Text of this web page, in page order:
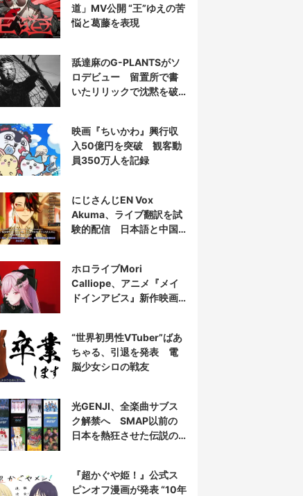
道」MV公開 “王”ゆえの苦
悩と葛藤を表現
舐達麻のG-PLANTSがソ
ロデビュー 留置所で書
いたリリックで沈黙を破
映画『ちいかわ』興行収
入50億円を突破 観客動
員350万人を記録
にじさんじEN Vox
Akuma、ライブ翻訳を試
験的配信 日本語と中国
ホロライブMori
Calliope、アニメ『メイ
ドインアビス』新作映画
“世界初男性VTuber”ばあ
ちゃる、引退を発表 電
脳少女シロの戦友
光GENJI、全楽曲サブス
ク解禁へ SMAP以前の
日本を熱狂させた伝説の
『超かぐや姫！』公式ス
ピンオフ漫画が発表 “10年